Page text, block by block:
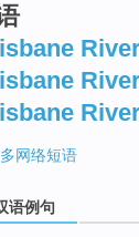
网络短语
语例句